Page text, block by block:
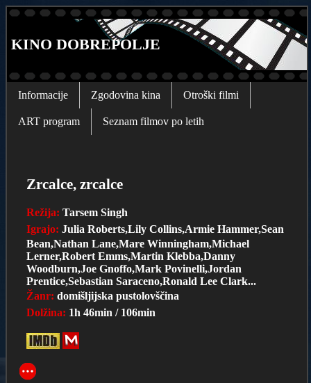
KINO DOBREPOLJE
Informacije Zgodovina kina Otroški filmi
ART program Seznam filmov po letih
Zrcalce, zrcalce
Režija: Tarsem Singh
Igrajo: Julia Roberts,Lily Collins,Armie Hammer,Sean
Bean,Nathan Lane,Mare Winningham,Michael
Lerner,Robert Emms,Martin Klebba,Danny
Woodburn,Joe Gnoffo,Mark Povinelli,Jordan
Prentice,Sebastian Saraceno,Ronald Lee Clark...
Žanr: domišljijska pustolovščina
Dolžina: 1h 46min / 106min